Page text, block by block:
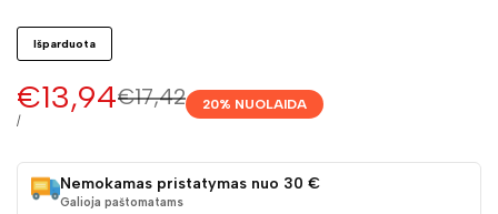
Išparduota
Įprasta
€17,42
Pardavimo
kaina
€13,94
VIENETO
/
20% NUOLAIDA
Nemokamas pristatymas nuo 30 €
Galioja paštomatams